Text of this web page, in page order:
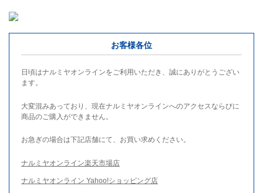
お客様各位
日頃はナルミヤオンラインをご利用いただき、誠にありがとうござい
ます。
大変混みあっており、現在ナルミヤオンラインへのアクセスならびに
商品のご購入ができません。
お急ぎの場合は下記店舗にて、お買い求めください。
ナルミヤオンライン楽天市場店
ナルミヤオンライン Yahoo!ショッピング店